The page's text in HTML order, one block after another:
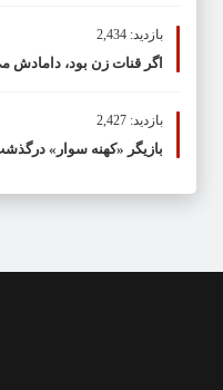
بازدید: 2,434
اگر قنات زن بود،
بازدید: 2,427
بازیگر «کهنه سوار»